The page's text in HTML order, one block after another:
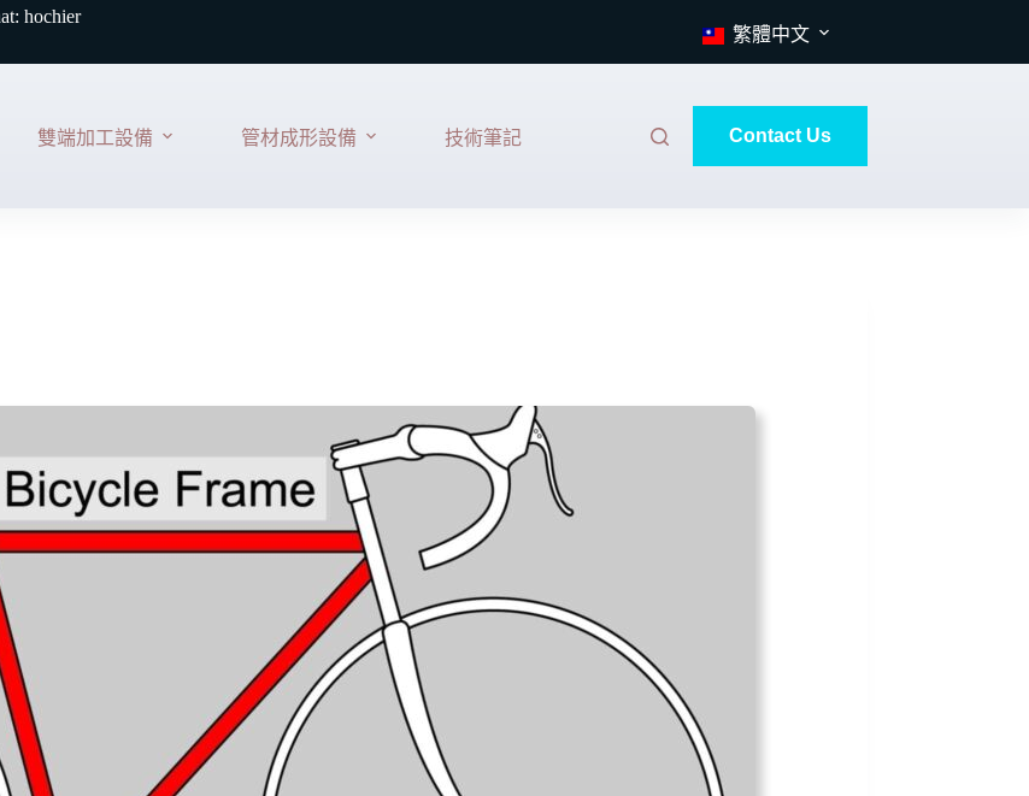
hochier
繁體中文
雙端加工設備 管材成形設備 技術筆記 Contact Us